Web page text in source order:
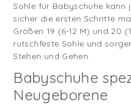
Sohle für Babyschuhe kann
sicher die ersten Schritte
Größen 19 (6-12 M) und 20
rutschfeste Sohle und
Stehen und Gehen.
Babyschuhe
Neugeborene